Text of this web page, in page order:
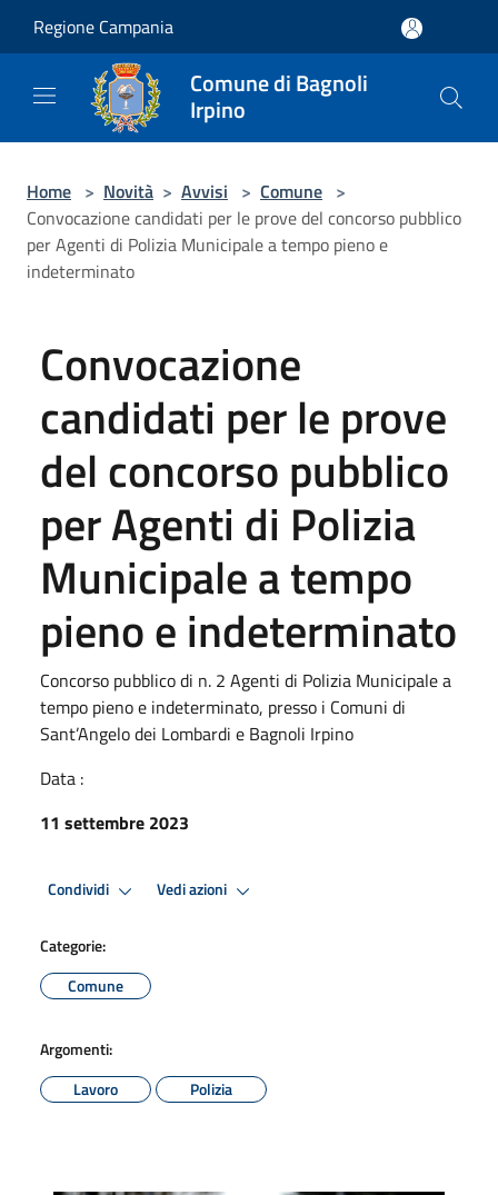
Regione Campania
Comune di Bagnoli
Irpino
Home > Novità > Avvisi > Comune >
Convocazione candidati per le prove del concorso pubblico
per Agenti di Polizia Municipale a tempo pieno e
indeterminato
Convocazione
candidati per le prove
del concorso pubblico
per Agenti di Polizia
Municipale a tempo
pieno e indeterminato
Concorso pubblico di n. 2 Agenti di Polizia Municipale a
tempo pieno e indeterminato, presso i Comuni di
Sant’Angelo dei Lombardi e Bagnoli Irpino
Data :
11 settembre 2023
Condividi Vedi azioni
Categorie:
Comune
Argomenti:
Lavoro
Polizia